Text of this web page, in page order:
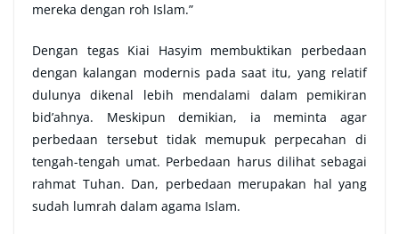
mereka dengan roh Islam.”
Dengan tegas Kiai Hasyim membuktikan perbedaan
dengan kalangan modernis pada saat itu, yang relatif
dulunya dikenal lebih mendalami dalam pemikiran
bid’ahnya. Meskipun demikian, ia meminta agar
perbedaan tersebut tidak memupuk perpecahan di
tengah-tengah umat. Perbedaan harus dilihat sebagai
rahmat Tuhan. Dan, perbedaan merupakan hal yang
sudah lumrah dalam agama Islam.